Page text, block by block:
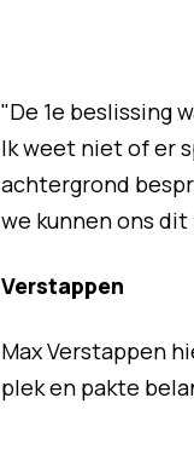
"De 1e beslissing
Ik weet niet of er
achtergrond
we kunnen ons
Verstappen
Max Verstappen
plek en pakte